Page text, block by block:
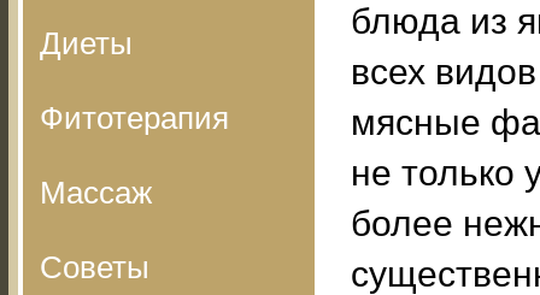
Диеты
Фитотерапия
Массаж
Советы
блюда из
всех
мясные
не только
более